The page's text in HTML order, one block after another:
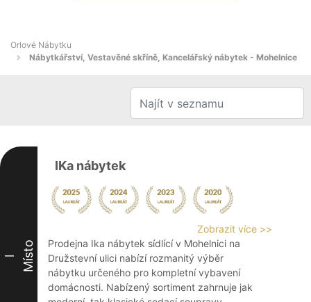
Orlové Nábytku
Nábytkářství, Vestavěné skříně, Kancelářský nábytek - Mohelnice
I Místo
IKa nábytek
Zobrazit více >>
Prodejna Ika nábytek sídlící v Mohelnici na
Družstevní ulici nabízí rozmanitý výběr
nábytku určeného pro kompletní vybavení
domácnosti. Nabízený sortiment zahrnuje jak